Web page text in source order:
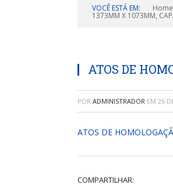
VOCÊ ESTÁ EM: Home
1373MM X 1073MM,
ATOS DE
POR ADMINISTRADOR EM 26
ATOS DE
COMPARTILHAR: